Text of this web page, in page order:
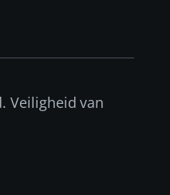
Veiligheid van